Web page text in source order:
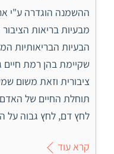
ההשמנה הוגדרה ע"י
מבעיות בריאות
הבעיות הבריאותיות
שקיימת בהן רמת
ציבורית וזאת משום
תוחלת החיים של האדם
לחץ דם, לחץ גבוה על
קרא עוד